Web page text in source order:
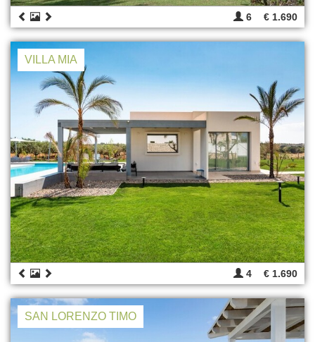
6 € 1.690
VILLA MIA
4 € 1.690
SAN LORENZO TIMO